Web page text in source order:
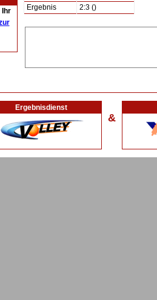
Ihr
Ergebnis
2:3 ()
Ergebnisdienst
&